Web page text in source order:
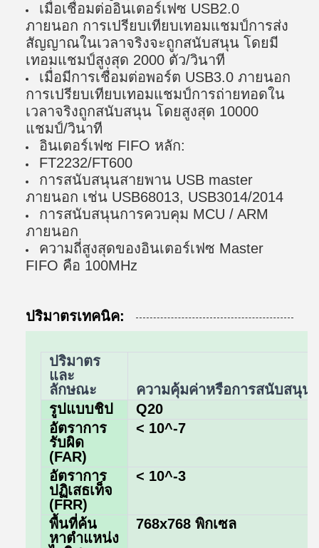
เมื่อเชื่อมต่ออินเตอร์เฟซ USB2.0
ภายนอก การเปรียบเทียบเทอมแชมป์การส่ง
สัญญาณในเวลาจริงจะถูกสนับสนุน โดยมี
เทอมแชมป์สูงสุด 2000 ตัว/วินาที
เมื่อมีการเชื่อมต่อพอร์ต USB3.0 ภายนอก
การเปรียบเทียบเทอมแชมป์การถ่ายทอดใน
เวลาจริงถูกสนับสนุน โดยสูงสุด 10000
แชมป์/วินาที
อินเตอร์เฟซ FIFO หลัก:
FT2232/FT600
การสนับสนุนสายพาน USB master
ภายนอก เช่น USB68013, USB3014/2014
การสนับสนุนการควบคุม MCU / ARM
ภายนอก
ความถี่สูงสุดของอินเตอร์เฟซ Master
FIFO คือ 100MHz
ปริมาตรเทคนิค:
ปริมาตร
และ
ลักษณะ
ความคุ้มค่าหรือการสนับสนุน
รูปแบบชิป
Q20
อัตราการ
รับผิด
(FAR)
< 10^-7
อัตราการ
ปฏิเสธเท็จ
(FRR)
< 10^-3
พื้นที่ค้น
หาตําแหน่ง
768x768 พิกเซล